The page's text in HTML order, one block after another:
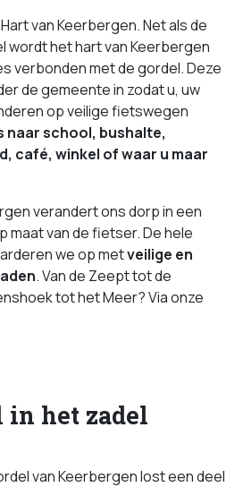
van Keerbergen. Net als de
wordt het hart van Keerbergen
verbonden met de gordel. Deze
de gemeente in zodat u, uw
op veilige fietswegen
naar school, bushalte,
café, winkel of waar u maar
verandert ons dorp in een
maat van de fietser. De hele
we op metveilige en
. Van de Zeept tot de
tot het Meer? Via onze
in het zadel
van Keerbergen lost een deel